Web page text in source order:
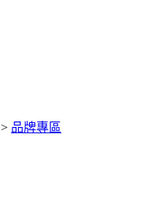
> 品牌專區